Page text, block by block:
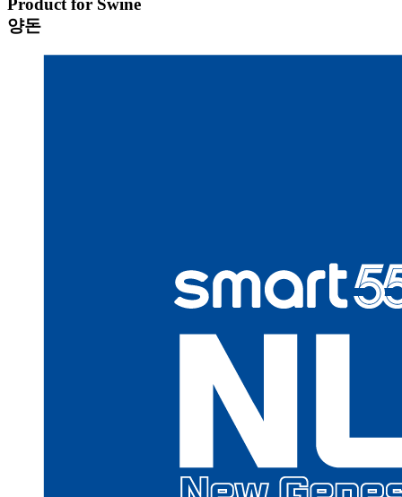
Product for Swine
양돈